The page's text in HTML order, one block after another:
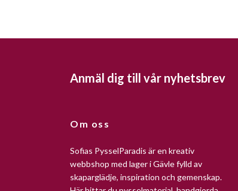
Anmäl dig till vår nyhetsbrev
Om oss
Sofias PysselParadis är en kreativ
webbshop med lager i Gävle fylld av
skaparglädje, inspiration och gemenskap.